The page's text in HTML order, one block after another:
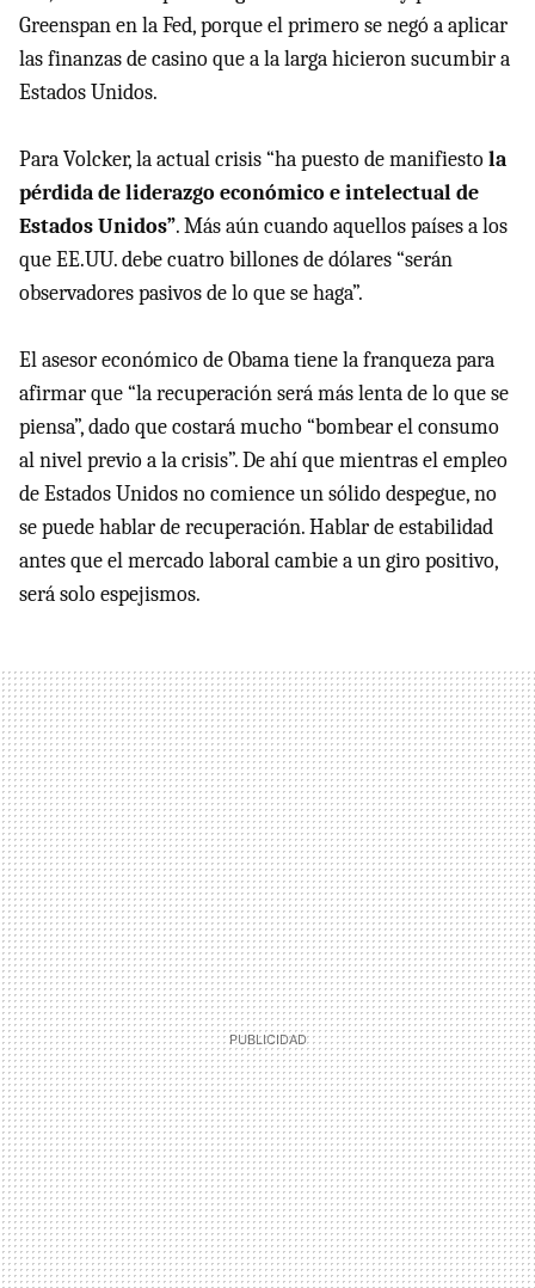
Greenspan en la Fed, porque el primero se negó a aplicar
las finanzas de casino que a la larga hicieron sucumbir a
Estados Unidos.
Para Volcker, la actual crisis “ha puesto de manifiestola
pérdida de liderazgo económico e intelectual de
Estados Unidos”. Más aún cuando aquellos países a los
que EE.UU. debe cuatro billones de dólares “serán
observadores pasivos de lo que se haga”.
El asesor económico de Obama tiene la franqueza para
afirmar que “la recuperación será más lenta de lo que se
piensa”, dado que costará mucho “bombear el consumo
al nivel previo a la crisis”. De ahí que mientras el empleo
de Estados Unidos no comience un sólido despegue, no
se puede hablar de recuperación. Hablar de estabilidad
antes que el mercado laboral cambie a un giro positivo,
será solo espejismos.